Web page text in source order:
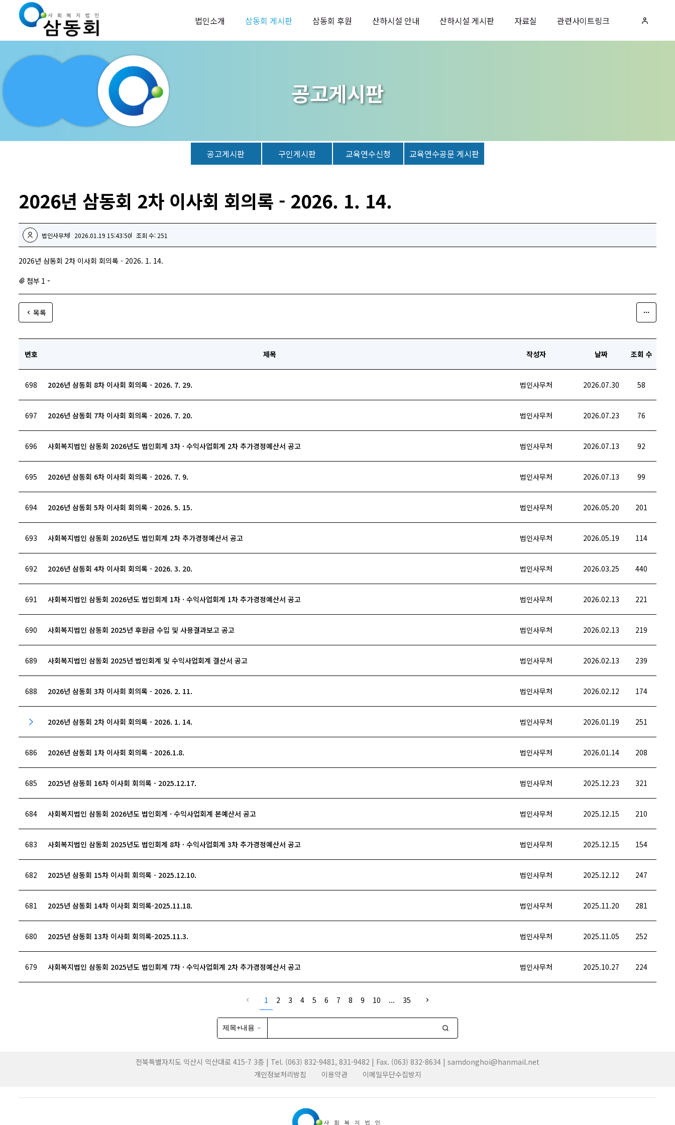
법인소개 삼동회 게시판 삼동회 후원 산하시설 안내 산하시설 게시판 자료실 관련사이트링크
공고게시판
공고게시판 구인게시판 교육연수신청 교육연수공문 게시판
2026년 삼동회 2차 이사회 회의록 - 2026. 1. 14.
법인사무처 2026.01.19 15:43:50 조회 수: 251
2026년 삼동회 2차 이사회 회의록 - 2026. 1. 14.
첨부 1
목록
번호 제목 작성자 날짜 조회 수
698 2026년 삼동회 8차 이사회 회의록 - 2026. 7. 29. 법인사무처 2026.07.30 58
697 2026년 삼동회 7차 이사회 회의록 - 2026. 7. 20. 법인사무처 2026.07.23 76
696 사회복지법인 삼동회 2026년도 법인회계 3차 · 수익사업회계 2차 추가경정예산서 공고 법인사무처 2026.07.13 92
695 2026년 삼동회 6차 이사회 회의록 - 2026. 7. 9. 법인사무처 2026.07.13 99
694 2026년 삼동회 5차 이사회 회의록 - 2026. 5. 15. 법인사무처 2026.05.20 201
693 사회복지법인 삼동회 2026년도 법인회계 2차 추가경정예산서 공고 법인사무처 2026.05.19 114
692 2026년 삼동회 4차 이사회 회의록 - 2026. 3. 20. 법인사무처 2026.03.25 440
691 사회복지법인 삼동회 2026년도 법인회계 1차 · 수익사업회계 1차 추가경정예산서 공고 법인사무처 2026.02.13 221
690 사회복지법인 삼동회 2025년 후원금 수입 및 사용결과보고 공고 법인사무처 2026.02.13 219
689 사회복지법인 삼동회 2025년 법인회계 및 수익사업회계 결산서 공고 법인사무처 2026.02.13 239
688 2026년 삼동회 3차 이사회 회의록 - 2026. 2. 11. 법인사무처 2026.02.12 174
2026년 삼동회 2차 이사회 회의록 - 2026. 1. 14. 법인사무처 2026.01.19 251
686 2026년 삼동회 1차 이사회 회의록 - 2026.1.8. 법인사무처 2026.01.14 208
685 2025년 삼동회 16차 이사회 회의록 - 2025.12.17. 법인사무처 2025.12.23 321
684 사회복지법인 삼동회 2026년도 법인회계 · 수익사업회계 본예산서 공고 법인사무처 2025.12.15 210
683 사회복지법인 삼동회 2025년도 법인회계 8차 · 수익사업회계 3차 추가경정예산서 공고 법인사무처 2025.12.15 154
682 2025년 삼동회 15차 이사회 회의록 - 2025.12.10. 법인사무처 2025.12.12 247
681 2025년 삼동회 14차 이사회 회의록-2025.11.18. 법인사무처 2025.11.20 281
680 2025년 삼동회 13차 이사회 회의록-2025.11.3. 법인사무처 2025.11.05 252
679 사회복지법인 삼동회 2025년도 법인회계 7차 · 수익사업회계 2차 추가경정예산서 공고 법인사무처 2025.10.27 224
1 2 3 4 5 6 7 8 9 10 ... 35
전북특별자치도 익산시 익산대로 415-7 3층 | Tel. (063) 832-9481, 831-9482 | Fax. (063) 832-8634 | samdonghoi@hanmail.net
개인정보처리방침
이용약관 이메일무단수집방지